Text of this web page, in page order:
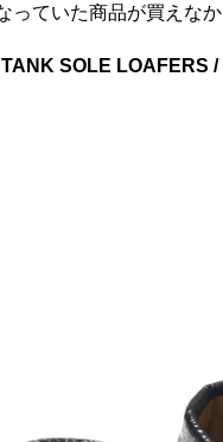
っていた商品が買えな
SOLE LOAFERS